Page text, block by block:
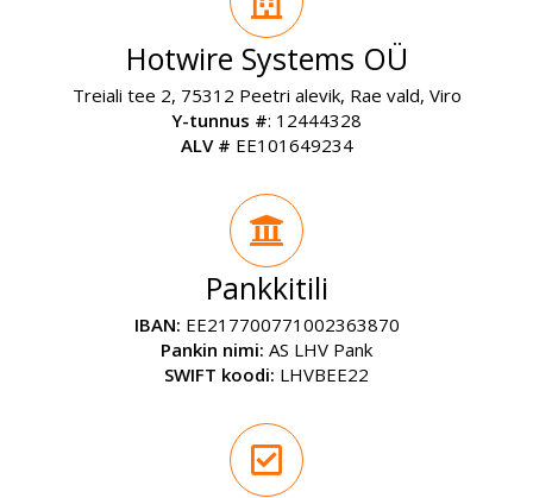
Hotwire Systems OÜ
Treiali tee 2, 75312 Peetri alevik, Rae vald, Viro
Y-tunnus #: 12444328
ALV # EE101649234
Pankkitili
IBAN: EE217700771002363870
Pankin nimi: AS LHV Pank
SWIFT koodi: LHVBEE22